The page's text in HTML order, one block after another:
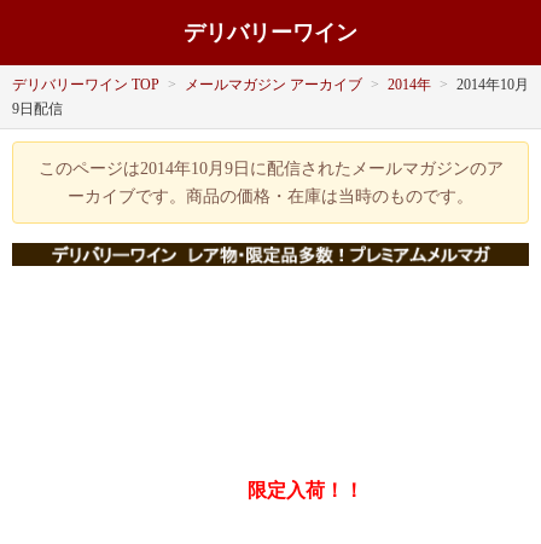
デリバリーワイン
デリバリーワイン TOP > メールマガジン アーカイブ > 2014年 > 2014年10月
9日配信
このページは2014年10月9日に配信されたメールマガジンのア
ーカイブです。商品の価格・在庫は当時のものです。
限定入荷！！